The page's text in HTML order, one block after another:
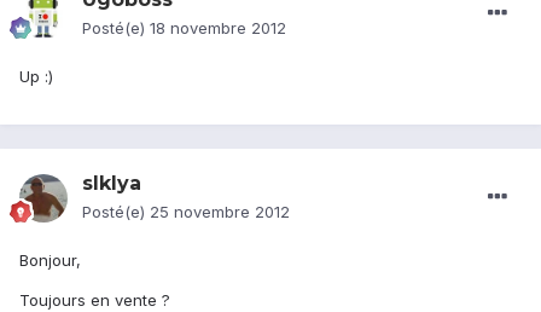
Posté(e) 18 novembre 2012
Up :)
slklya
Posté(e) 25 novembre 2012
Bonjour,
Toujours en vente ?